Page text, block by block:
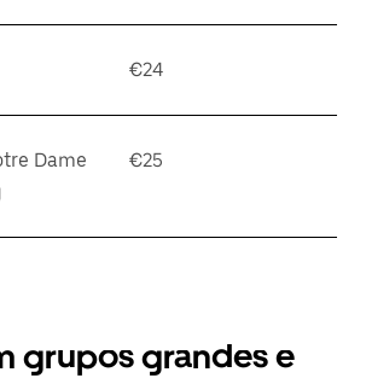
€24
Dame
€25
grupos grandes e